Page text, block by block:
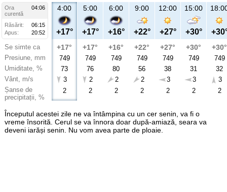
Ora
04:06
curentă
Răsărit:
06:15
Apus:
20:52
Se simte ca
Presiune, mm
Umiditate, %
Vânt, m/s
Șanse de
precipitații, %
4:00
+17°
+17°
749
73
3
2
5:00
+17°
+17°
749
76
2
2
6:00
+16°
+16°
749
80
2
2
9:00
+22°
+22°
749
56
2
2
12:00
+27°
+27°
749
38
3
2
15:00
+30°
+30°
749
31
3
2
+30°
749
32
3
2
Începutul acestei zile ne va întâmpina cu un cer senin, va fi o
vreme însorită. Cerul se va înnora doar după-amiază, seara va
deveni iarăși senin. Nu vom avea parte de ploaie.